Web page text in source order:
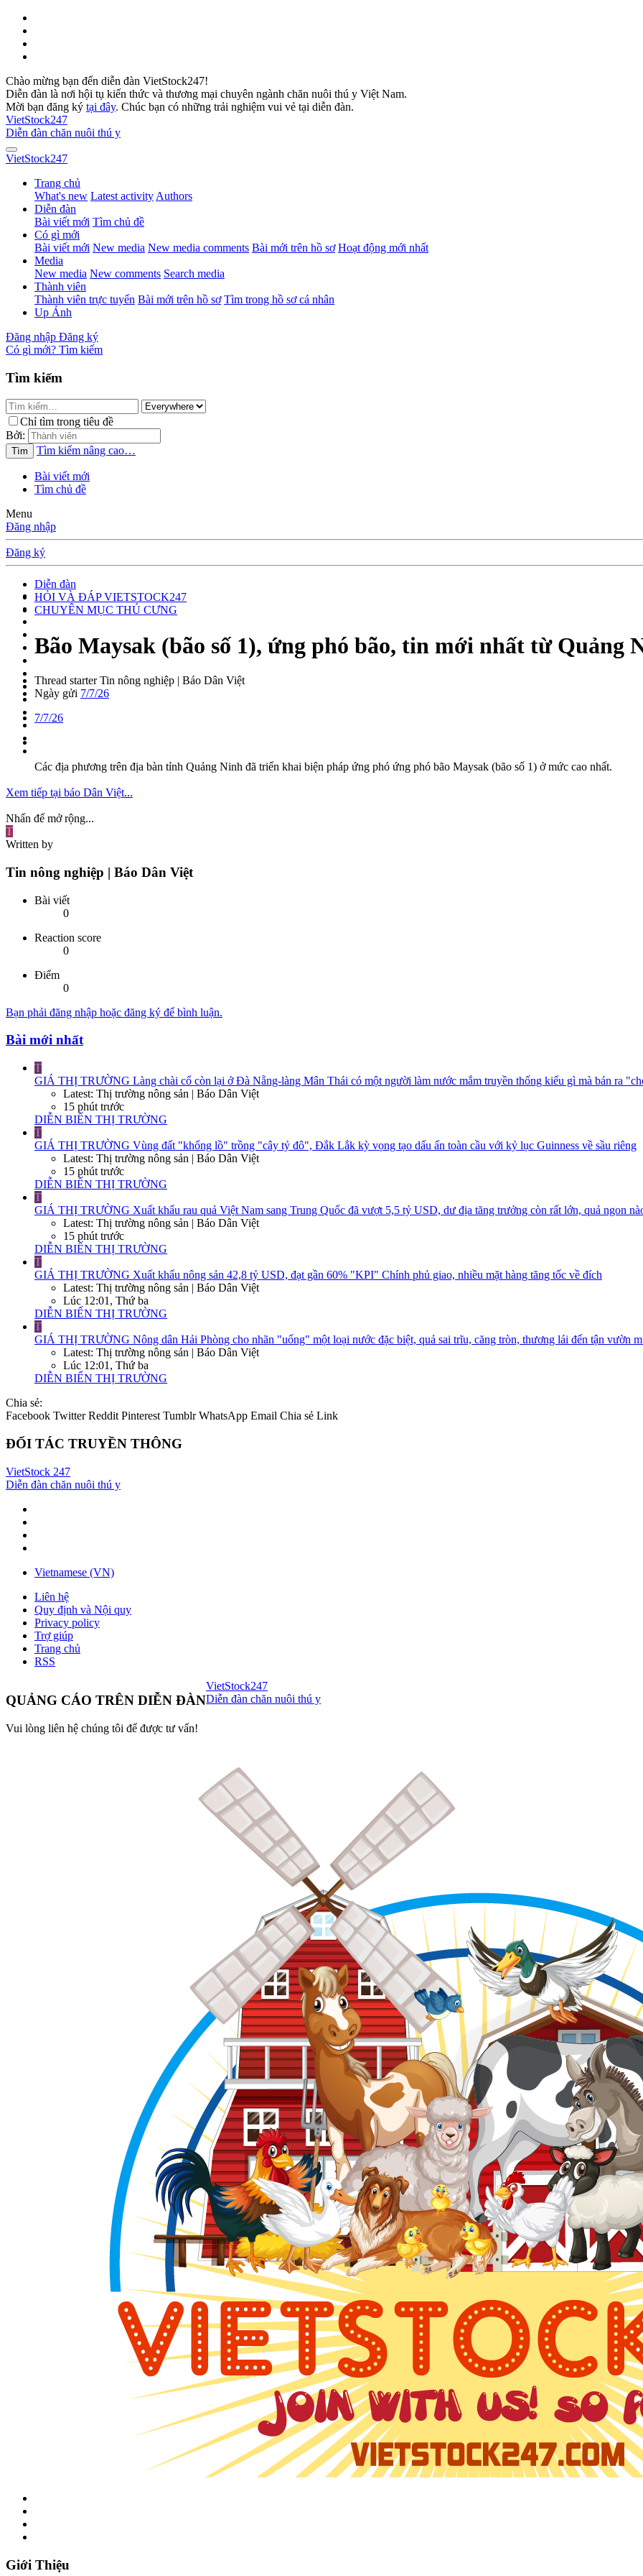
Chào mừng bạn đến diễn đàn VietStock247!
Diễn đàn là nơi hội tụ kiến thức và thương mại chuyên ngành chăn nuôi thú y Việt Nam.
Mời bạn đăng ký tại đây. Chúc bạn có những trải nghiệm vui vẻ tại diễn đàn.
VietStock247
Diễn đàn chăn nuôi thú y
VietStock247
Trang chủ
What's new Latest activity Authors
Diễn đàn
Bài viết mới Tìm chủ đề
Có gì mới
Bài viết mới New media New media comments Bài mới trên hồ sơ Hoạt động mới nhất
Media
New media New comments Search media
Thành viên
Thành viên trực tuyến Bài mới trên hồ sơ Tìm trong hồ sơ cá nhân
Up Ảnh
Đăng nhập Đăng ký
Có gì mới? Tìm kiếm
Tìm kiếm
Chỉ tìm trong tiêu đề
Bởi:
Tìm Tìm kiếm nâng cao…
Bài viết mới
Tìm chủ đề
Menu
Đăng nhập
Đăng ký
Diễn đàn
HỎI VÀ ĐÁP VIETSTOCK247
CHUYÊN MỤC THÚ CƯNG
Bão Maysak (bão số 1), ứng phó bão, tin mới nhất từ Quảng
Thread starter Tin nông nghiệp | Báo Dân Việt
Ngày gửi 7/7/26
7/7/26
Các địa phương trên địa bàn tỉnh Quảng Ninh đã triển khai biện pháp ứng phó ứng phó bão Maysak (bão số 1) ở mức cao nhất.
Xem tiếp tại báo Dân Việt...
Nhấn để mở rộng...
T
Written by
Tin nông nghiệp | Báo Dân Việt
Bài viết
0
Reaction score
0
Điểm
0
Bạn phải đăng nhập hoặc đăng ký để bình luận.
Bài mới nhất
T
GIÁ THỊ TRƯỜNG Làng chài cổ còn lại ở Đà Nẵng-làng Mân Thái có một người làm nước mắm truyền thống kiểu gì mà bán ra
Latest: Thị trường nông sản | Báo Dân Việt
15 phút trước
DIỄN BIẾN THỊ TRƯỜNG
T
GIÁ THỊ TRƯỜNG Vùng đất "khổng lồ" trồng "cây tỷ đô", Đắk Lắk kỳ vọng tạo dấu ấn toàn cầu với kỷ lục Guinness về sầu riêng
Latest: Thị trường nông sản | Báo Dân Việt
15 phút trước
DIỄN BIẾN THỊ TRƯỜNG
T
GIÁ THỊ TRƯỜNG Xuất khẩu rau quả Việt Nam sang Trung Quốc đã vượt 5,5 tỷ USD, dư địa tăng trưởng còn rất lớn, quả ngon
Latest: Thị trường nông sản | Báo Dân Việt
15 phút trước
DIỄN BIẾN THỊ TRƯỜNG
T
GIÁ THỊ TRƯỜNG Xuất khẩu nông sản 42,8 tỷ USD, đạt gần 60% "KPI" Chính phủ giao, nhiều mặt hàng tăng tốc về đích
Latest: Thị trường nông sản | Báo Dân Việt
Lúc 12:01, Thứ ba
DIỄN BIẾN THỊ TRƯỜNG
T
GIÁ THỊ TRƯỜNG Nông dân Hải Phòng cho nhãn "uống" một loại nước đặc biệt, quả sai trĩu, căng tròn, thương lái đến tận vườn
Latest: Thị trường nông sản | Báo Dân Việt
Lúc 12:01, Thứ ba
DIỄN BIẾN THỊ TRƯỜNG
Chia sẻ:
Facebook Twitter Reddit Pinterest Tumblr WhatsApp Email Chia sẻ Link
ĐỐI TÁC TRUYỀN THÔNG
VietStock 247
Diễn đàn chăn nuôi thú y
Vietnamese (VN)
Liên hệ
Quy định và Nội quy
Privacy policy
Trợ giúp
Trang chủ
RSS
QUẢNG CÁO TRÊN DIỄN ĐÀN
Vui lòng liên hệ chúng tôi để được tư vấn!
VietStock247
Diễn đàn chăn nuôi thú y
Giới Thiệu